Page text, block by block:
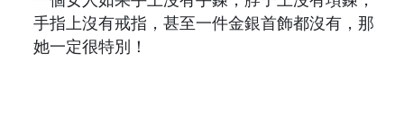
手指上沒有戒指，甚至一件金銀首飾都沒有，那
她一定很特別！